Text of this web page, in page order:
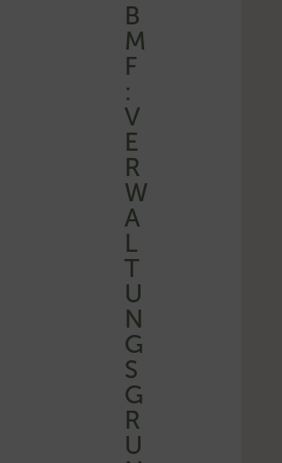
B
M
F
:
V
E
R
W
A
L
T
U
N
G
S
G
R
U